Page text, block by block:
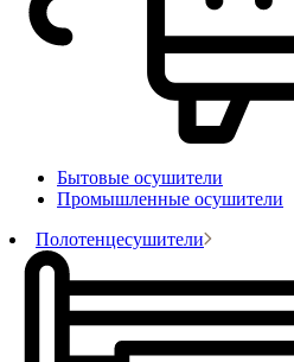
Бытовые осушители
Промышленные осушители
Полотенцесушители